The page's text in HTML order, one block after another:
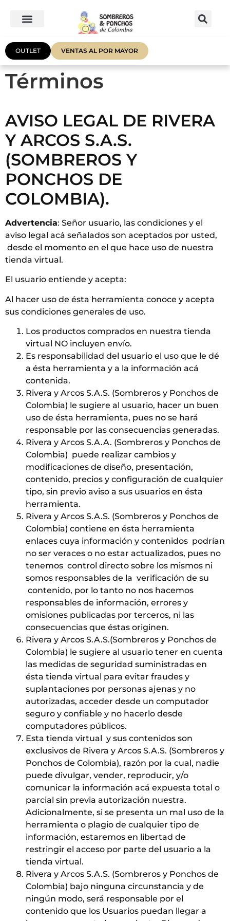
OUTLET VENTAS AL POR MAYOR
Términos
AVISO LEGAL DE RIVERA
Y ARCOS S.A.S.
(SOMBREROS Y
PONCHOS DE
COLOMBIA).
Advertencia: Señor usuario, las condiciones y el
aviso legal acá señalados son aceptados por usted,
desde el momento en el que hace uso de nuestra
tienda virtual.
El usuario entiende y acepta:
Al hacer uso de ésta herramienta conoce y acepta
sus condiciones generales de uso.
Los productos comprados en nuestra tienda
virtual NO incluyen envío.
Es responsabilidad del usuario el uso que le dé
a ésta herramienta y a la información acá
contenida.
Rivera y Arcos S.A.S. (Sombreros y Ponchos de
Colombia) le sugiere al usuario, hacer un buen
uso de ésta herramienta, pues no se hará
responsable por las consecuencias generadas.
Rivera y Arcos S.A.A. (Sombreros y Ponchos de
Colombia) puede realizar cambios y
modificaciones de diseño, presentación,
contenido, precios y configuración de cualquier
tipo, sin previo aviso a sus usuarios en ésta
herramienta.
Rivera y Arcos S.A.S. (Sombreros y Ponchos de
Colombia) contiene en ésta herramienta
enlaces cuya información y contenidos podrían
no ser veraces o no estar actualizados, pues no
tenemos control directo sobre los mismos ni
somos responsables de la verificación de su
contenido, por lo tanto no nos hacemos
responsables de información, errores y
omisiones publicadas por terceros, ni las
consecuencias que éstas originen.
Rivera y Arcos S.A.S.(Sombreros y Ponchos de
Colombia) le sugiere al usuario tener en cuenta
las medidas de seguridad suministradas en
ésta tienda virtual para evitar fraudes y
suplantaciones por personas ajenas y no
autorizadas, acceder desde un computador
seguro y confiable y no hacerlo desde
computadores públicos.
Esta tienda virtual y sus contenidos son
exclusivos de Rivera y Arcos S.A.S. (Sombreros y
Ponchos de Colombia), razón por la cual, nadie
puede divulgar, vender, reproducir, y/o
comunicar la información acá expuesta total o
parcial sin previa autorización nuestra.
Adicionalmente, si se presenta un mal uso de la
herramienta o plagio de cualquier tipo de
información, estaremos en libertad de
restringir el acceso por parte del usuario a la
tienda virtual.
Rivera y Arcos S.A.S. (Sombreros y Ponchos de
Colombia) bajo ninguna circunstancia y de
ningún modo, será responsable por el
contenido que los Usuarios puedan llegar a